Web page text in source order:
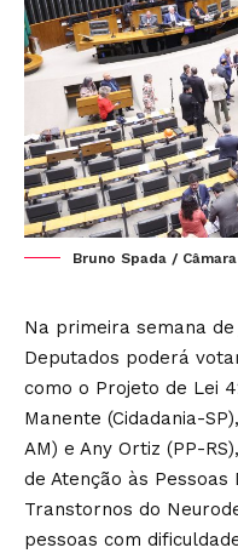
Bruno Spada /
Na primeira semana
Deputados poderá
como o Projeto de Lei
Manente (Cidadania-
AM) e Any Ortiz (PP-
de Atenção às Pessoas
Transtornos do
pessoas com